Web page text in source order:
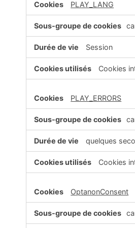
PLAY_LANG
Session
Cookies
PLAY_ERRORS
quelques
Cookies
OptanonConsent